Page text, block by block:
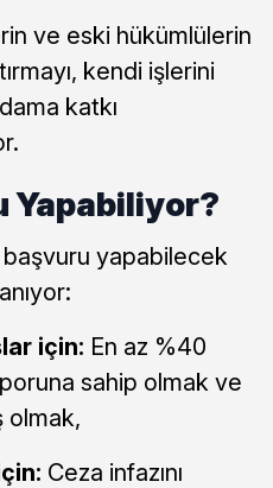
ve eski hükümlülerin
kendi işlerini
katkı
Yapabiliyor?
yapabilecek
için: En az %40
sahip olmak ve
olmak,
Ceza infazını